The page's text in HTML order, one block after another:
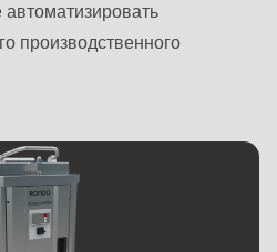
производственного